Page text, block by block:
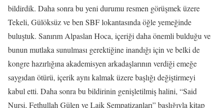
bildirdik. Daha sonra bu yeni durumu resmen görüşmek üzere
Tekeli, Gülöksüz ve ben SBF lokantasında öğle yemeğinde
buluştuk. Sanırım Alpaslan Hoca, içeriği daha önemli bulduğu ve
bunun mutlaka sunulması gerektiğine inandığı için ve belki de
kongre hazırlığına akademisyen arkadaşlarının verdiği emeğe
saygıdan ötürü, içerik aynı kalmak üzere başlığı değiştirmeyi
kabul etti. Daha sonra bu bildirinin genişletilmiş halini, “Said
Nursi, Fethullah Gülen ve Laik Sempatizanları” başlığıyla kitap